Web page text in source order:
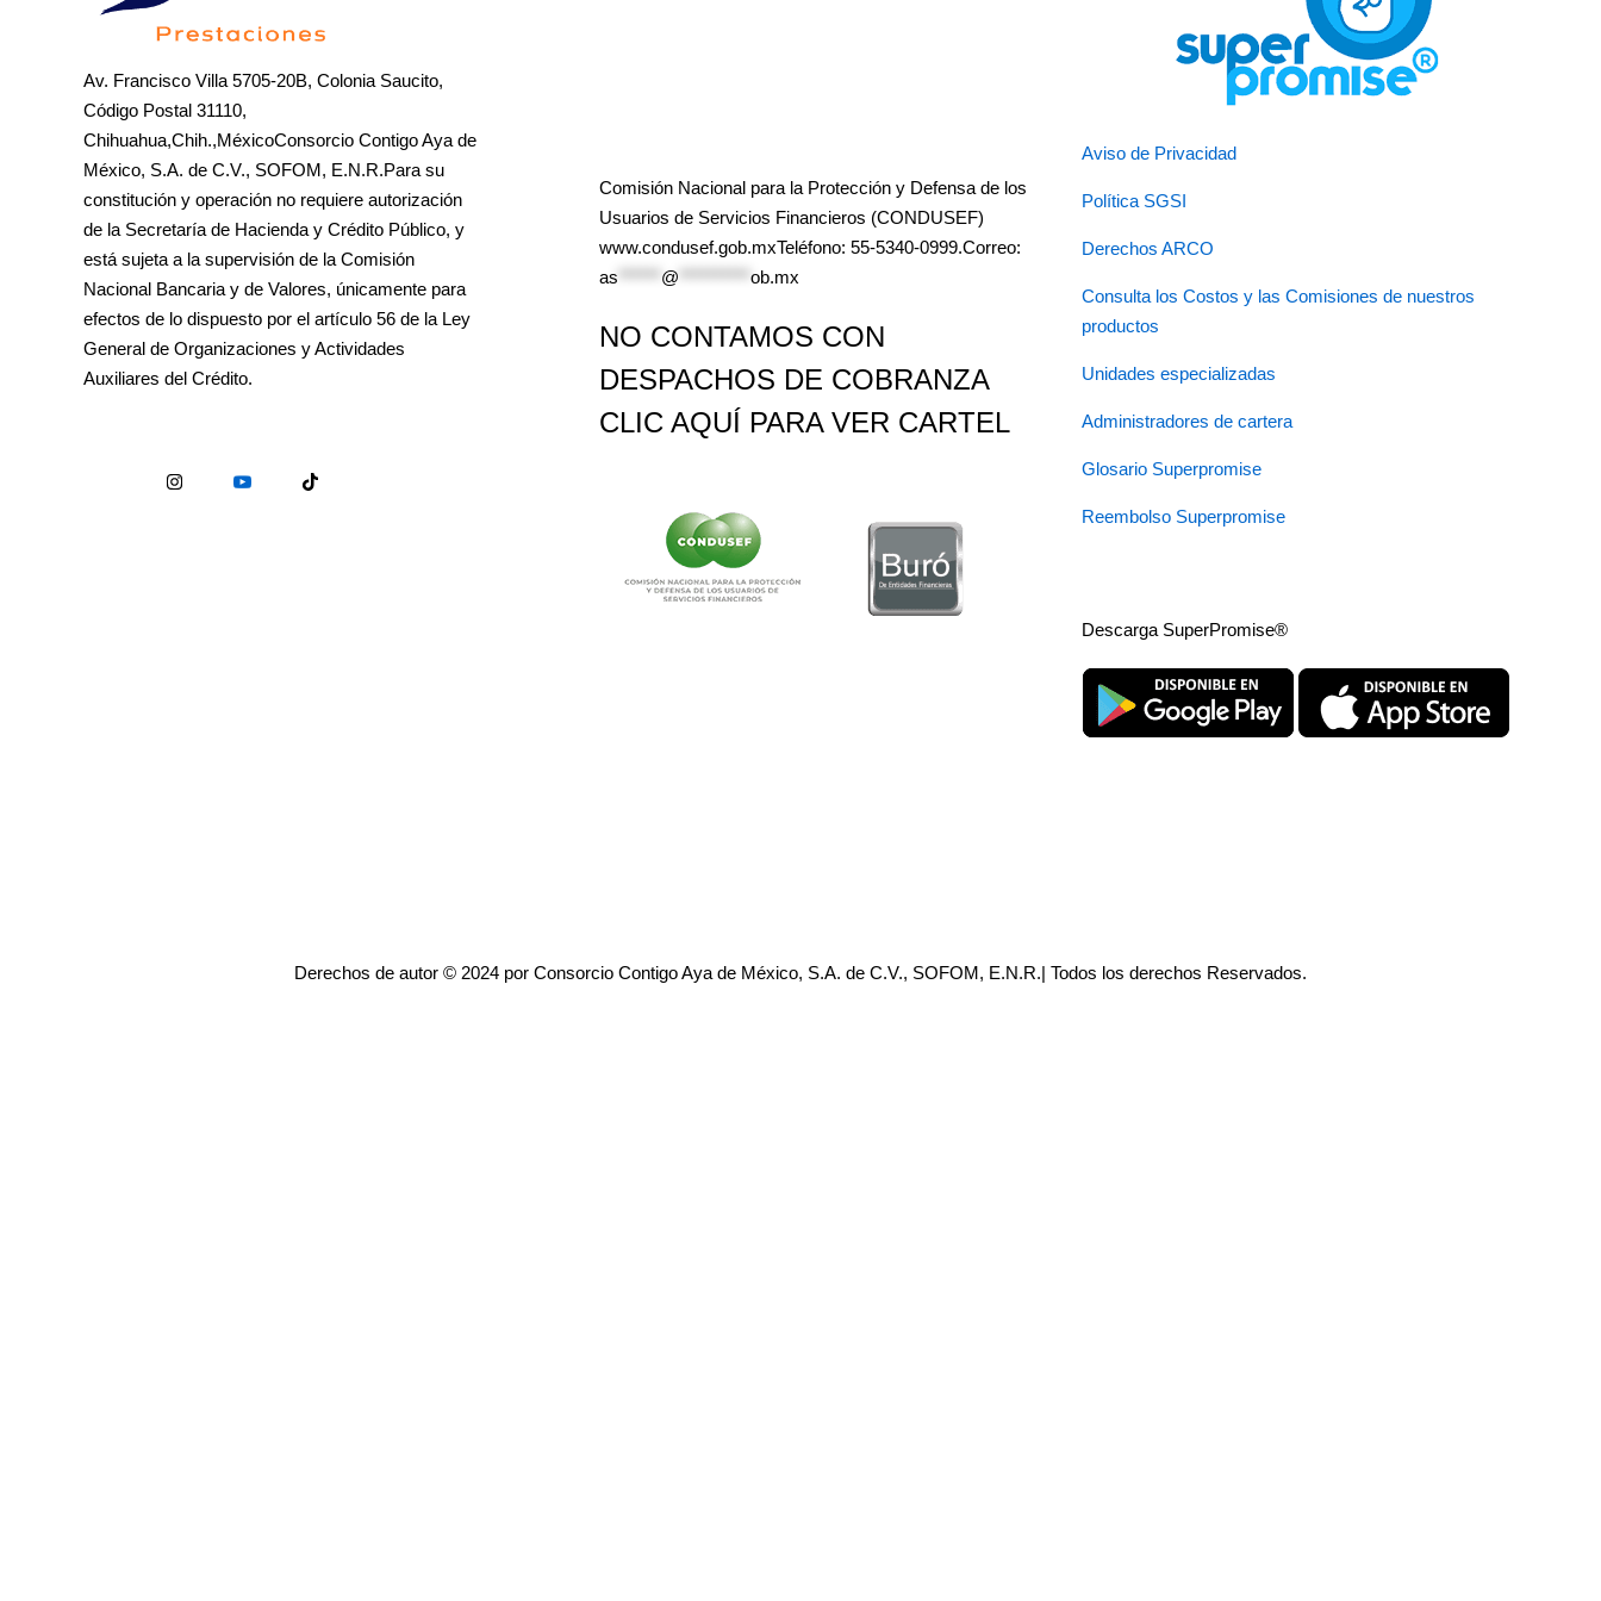
Av. Francisco Villa 5705-20B, Colonia Saucito,
Código Postal 31110,
Chihuahua,Chih.,MéxicoConsorcio Contigo Aya de
México, S.A. de C.V., SOFOM, E.N.R.Para su
constitución y operación no requiere autorización
de la Secretaría de Hacienda y Crédito Público, y
está sujeta a la supervisión de la Comisión
Nacional Bancaria y de Valores, únicamente para
efectos de lo dispuesto por el artículo 56 de la Ley
General de Organizaciones y Actividades
Auxiliares del Crédito.
Comisión Nacional para la Protección y Defensa de los
Usuarios de Servicios Financieros (CONDUSEF)
www.condusef.gob.mxTeléfono: 55-5340-0999.Correo:
as
@ ob.mx
NO CONTAMOS CON
DESPACHOS DE COBRANZA
CLIC AQUÍ PARA VER CARTEL
Aviso de Privacidad
Política SGSI
Derechos ARCO
Consulta los Costos y las Comisiones de nuestros
productos
Unidades especializadas
Administradores de cartera
Glosario Superpromise
Reembolso Superpromise
Descarga SuperPromise®
Derechos de autor © 2024 por Consorcio Contigo Aya de México, S.A. de C.V., SOFOM, E.N.R.| Todos los derechos Reservados.